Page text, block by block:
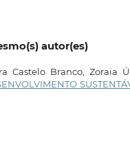
autor(es)
Castelo Branco, Zoraia